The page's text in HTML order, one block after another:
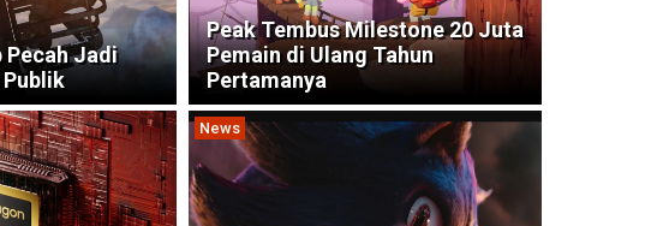
Pecah Jadi
Publik
Peak Tembus Milestone 20 Juta
Pemain di Ulang Tahun
Pertamanya
News